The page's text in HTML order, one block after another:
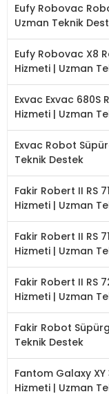
Eufy Robovac
Uzman Teknik
Eufy Robovac X8
Hizmeti | Uzman
Exvac Exvac 680S
Hizmeti | Uzman
Exvac Robot
Teknik Destek
Fakir Robert II RS
Hizmeti | Uzman
Fakir Robert II RS
Hizmeti | Uzman
Fakir Robert II RS
Hizmeti | Uzman
Fakir Robot
Teknik Destek
Fantom Galaxy
Hizmeti | Uzman